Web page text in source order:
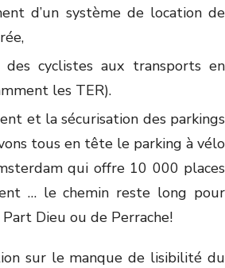
d’un système de location de
des cyclistes aux transports en
les TER).
et la sécurisation des parkings
tous en tête le parking à vélo
qui offre 10 000 places
… le chemin reste long pour
Dieu ou de Perrache!
sur le manque de lisibilité du